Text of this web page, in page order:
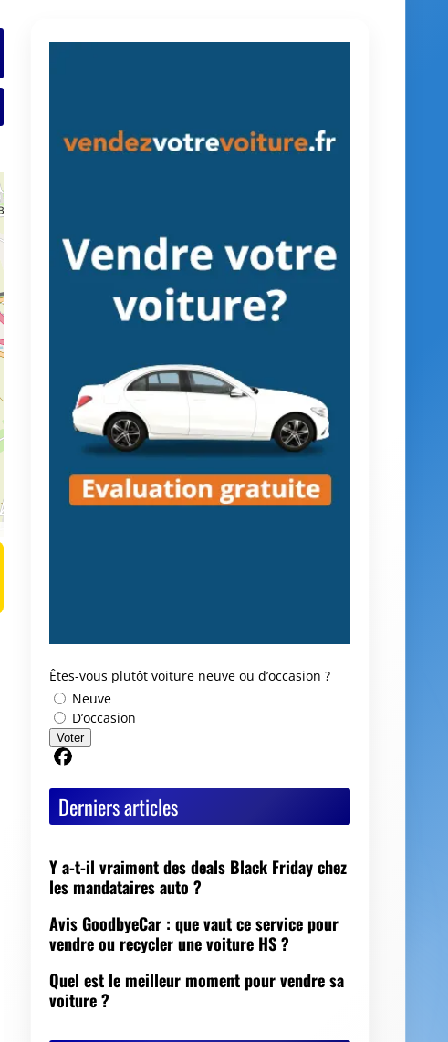
Êtes-vous plutôt voiture neuve ou d’occasion ?
Neuve
D’occasion
Voter
Derniers articles
Y a-t-il vraiment des deals Black Friday chez
les mandataires auto ?
Avis GoodbyeCar : que vaut ce service pour
vendre ou recycler une voiture HS ?
Quel est le meilleur moment pour vendre sa
voiture ?